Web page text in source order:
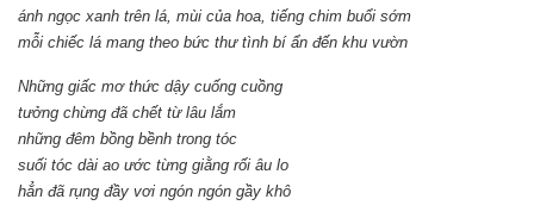
ánh ngọc xanh trên lá, mùi của hoa, tiếng chim buổi sớm
mỗi chiếc lá mang theo bức thư tình bí ẩn đến khu vườn
Những giấc mơ thức dậy cuống cuồng
tưởng chừng đã chết từ lâu lắm
những đêm bồng bềnh trong tóc
suối tóc dài ao ước từng giằng rối âu lo
hẳn đã rụng đầy vơi ngón ngón gầy khô